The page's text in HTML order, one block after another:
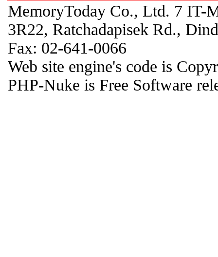
MemoryToday Co., Ltd. 7 IT-
3R22, Ratchadapisek Rd.,
Fax: 02-641-0066
Web site engine's code is
PHP-Nuke is Free Software